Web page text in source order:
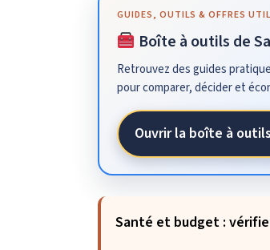
GUIDES, OUTILS & OFFRES
Boîte à outils de
Retrouvez des guides
pour comparer, décider et
Ouvrir la boîte à
Santé et budget :